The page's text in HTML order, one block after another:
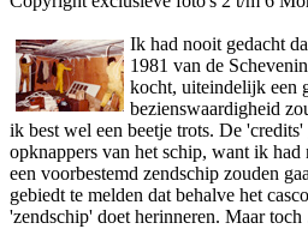
Ik had nooit gedacht
1981 van de
kocht, uiteindelijk een
bezienswaardigheid
ik best wel een beetje trots. De
opknappers van het schip, want ik
een voorbestemd zendschip zouden
gebiedt te melden dat behalve het
'zendschip' doet herinneren. Maar toch